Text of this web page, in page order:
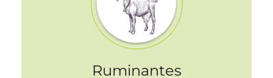
Ruminantes